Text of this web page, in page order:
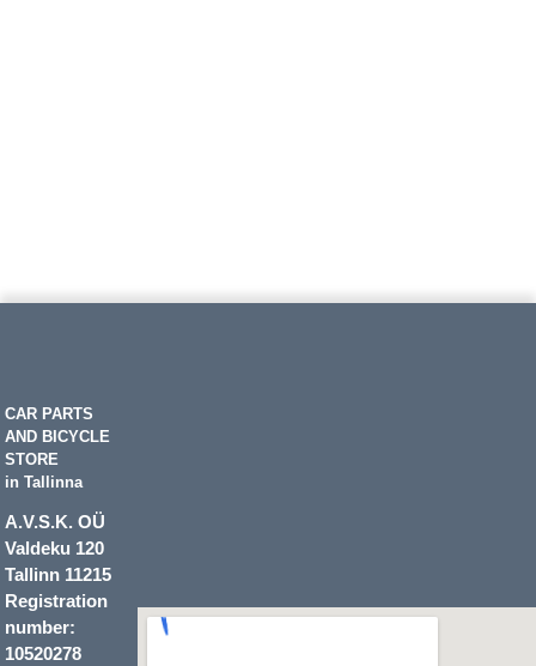
CAR PARTS
AND BICYCLE
STORE
in Tallinna
A.V.S.K. OÜ
Valdeku 120
Tallinn 11215
Registration
number:
10520278